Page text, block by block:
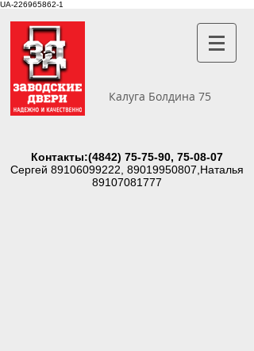
UA-226965862-1
Калуга Болдина 75
Контакты:(4842) 75-75-90, 75-08-07
Сергей 89106099222 89019950807 ,Наталья
89107081777